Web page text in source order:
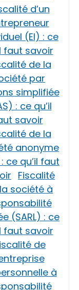
d’un
(EI) : ce
faut savoir
de la
par
simplifiée
: ce qu’il
savoir
de la
anonyme
ce qu’il faut
Fiscalité
société à
(SARL) : ce
faut savoir
de
à